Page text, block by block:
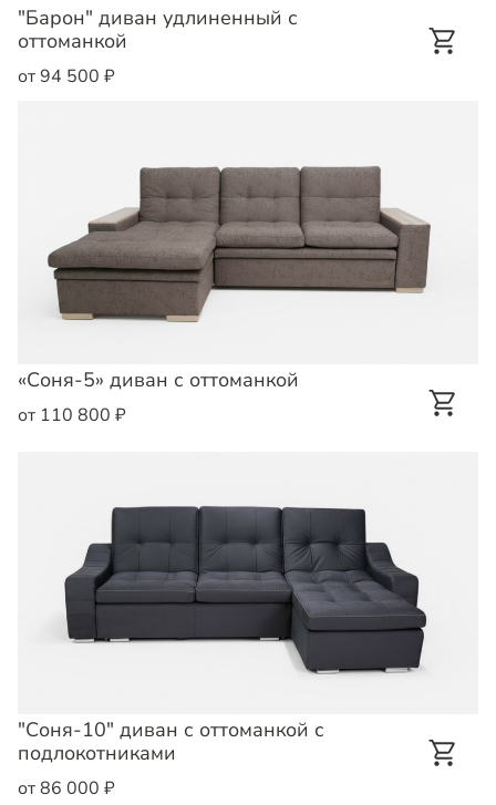
"Барон" диван удлиненный с
оттоманкой
от 94 500 ₽
«Соня-5» диван с оттоманкой
от 110 800 ₽
"Соня-10" диван с оттоманкой с
подлокотниками
от 86 000 ₽